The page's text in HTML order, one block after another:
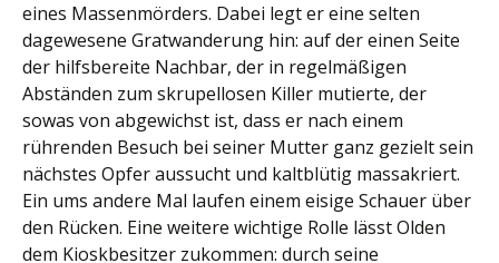
eines Massenmörders. Dabei legt er eine selten
dagewesene Gratwanderung hin: auf der einen Seite
der hilfsbereite Nachbar, der in regelmäßigen
Abständen zum skrupellosen Killer mutierte, der
sowas von abgewichst ist, dass er nach einem
rührenden Besuch bei seiner Mutter ganz gezielt sein
nächstes Opfer aussucht und kaltblütig massakriert.
Ein ums andere Mal laufen einem eisige Schauer über
den Rücken. Eine weitere wichtige Rolle lässt Olden
dem Kioskbesitzer zukommen: durch seine